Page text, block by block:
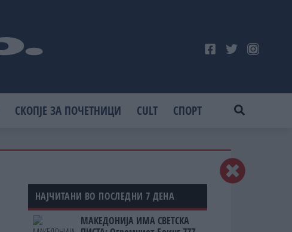
СКОПЈЕ ЗА ПОЧЕТНИЦИ CULT СПОРТ
НАЈЧИТАНИ ВО ПОСЛЕДНИ 7 ДЕНА
МАКЕДОНИЈА ИМА СВЕТСКА